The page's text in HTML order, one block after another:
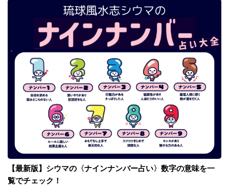
【最新版】シウマの〈ナインナンバー占い〉数字の意味を一
覧でチェック！